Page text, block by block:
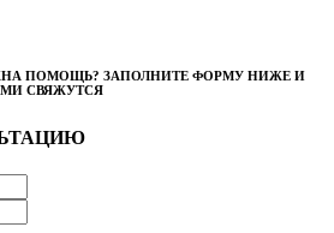
ПОМОЩЬ? ЗАПОЛНИТЕ ФОРМУ НИЖЕ И
СВЯЖУТСЯ